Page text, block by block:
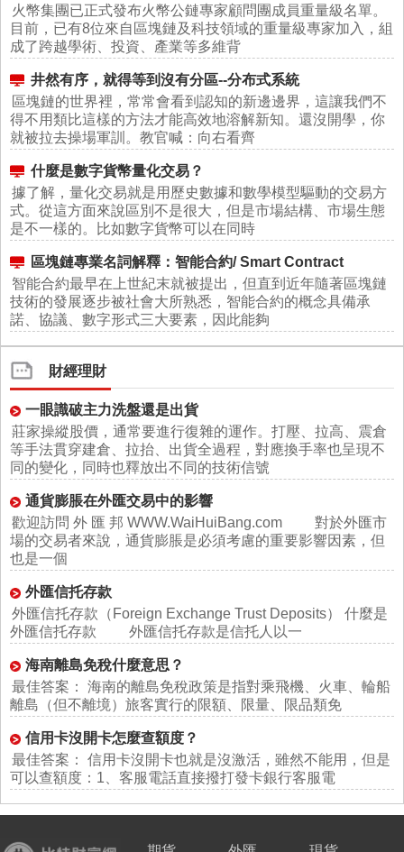
火幣集團已正式發布火幣公鏈專家顧問團成員重量級名單。
目前，已有8位來自區塊鏈及科技領域的重量級專家加入，組
成了跨越學術、投資、產業等多維背
井然有序，就得等到沒有分區--分布式系統
區塊鏈的世界裡，常常會看到認知的新邊邊界，這讓我們不
得不用類比這樣的方法才能高效地溶解新知。還沒開學，你
就被拉去操場軍訓。教官喊：向右看齊
什麼是數字貨幣量化交易？
據了解，量化交易就是用歷史數據和數學模型驅動的交易方
式。從這方面來說區別不是很大，但是市場結構、市場生態
是不一樣的。比如數字貨幣可以在同時
區塊鏈專業名詞解釋：智能合約/ Smart Contract
智能合約最早在上世紀末就被提出，但直到近年隨著區塊鏈
技術的發展逐步被社會大所熟悉，智能合約的概念具備承
諾、協議、數字形式三大要素，因此能夠
財經理財
一眼識破主力洗盤還是出貨
莊家操縱股價，通常要進行復雜的運作。打壓、拉高、震倉
等手法貫穿建倉、拉抬、出貨全過程，對應換手率也呈現不
同的變化，同時也釋放出不同的技術信號
通貨膨脹在外匯交易中的影響
歡迎訪問 外 匯 邦 WWW.WaiHuiBang.com 對於外匯市
場的交易者來說，通貨膨脹是必須考慮的重要影響因素，但
也是一個
外匯信托存款
外匯信托存款（Foreign Exchange Trust Deposits） 什麼是
外匯信托存款 外匯信托存款是信托人以一
海南離島免稅什麼意思？
最佳答案： 海南的離島免稅政策是指對乘飛機、火車、輪船
離島（但不離境）旅客實行的限額、限量、限品類免
信用卡沒開卡怎麼查額度？
最佳答案： 信用卡沒開卡也就是沒激活，雖然不能用，但是
可以查額度：1、客服電話直接撥打發卡銀行客服電